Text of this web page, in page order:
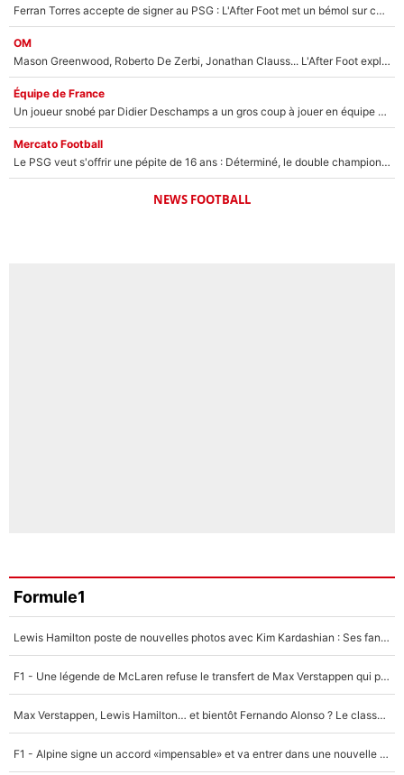
Ferran Torres accepte de signer au PSG : L'After Foot met un bémol sur ce transfert, le champion du monde va couter trop cher ?
OM
Mason Greenwood, Roberto De Zerbi, Jonathan Clauss... L'After Foot explique pourquoi Medhi Benatia a craqué à l'OM !
Équipe de France
Un joueur snobé par Didier Deschamps a un gros coup à jouer en équipe de France : Zinedine Zidane a trouvé son numéro 9 ?
Mercato Football
Le PSG veut s'offrir une pépite de 16 ans : Déterminé, le double champion d'Europe en titre est prêt à lâcher 40M€ pour celui que l'on compare déjà à Vinicius Jr !
NEWS FOOTBALL
Formule1
Lewis Hamilton poste de nouvelles photos avec Kim Kardashian : Ses fans le voient déjà redevenir champion du monde de F1 grâce à elle !
F1 - Une légende de McLaren refuse le transfert de Max Verstappen qui pourrait «faire des vagues» et plomber l'ambiance dans l'équipe
Max Verstappen, Lewis Hamilton… et bientôt Fernando Alonso ? Le classement des pilotes les mieux payés en Formule 1 risque de changer !
F1 - Alpine signe un accord «impensable» et va entrer dans une nouvelle dimension : Grande nouvelle pour Pierre Gasly !